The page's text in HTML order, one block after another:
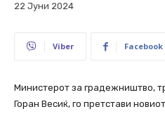
22 Јуни 2024
Viber Facebook
Министерот за градежништво,
Горан Весиќ, го претстави